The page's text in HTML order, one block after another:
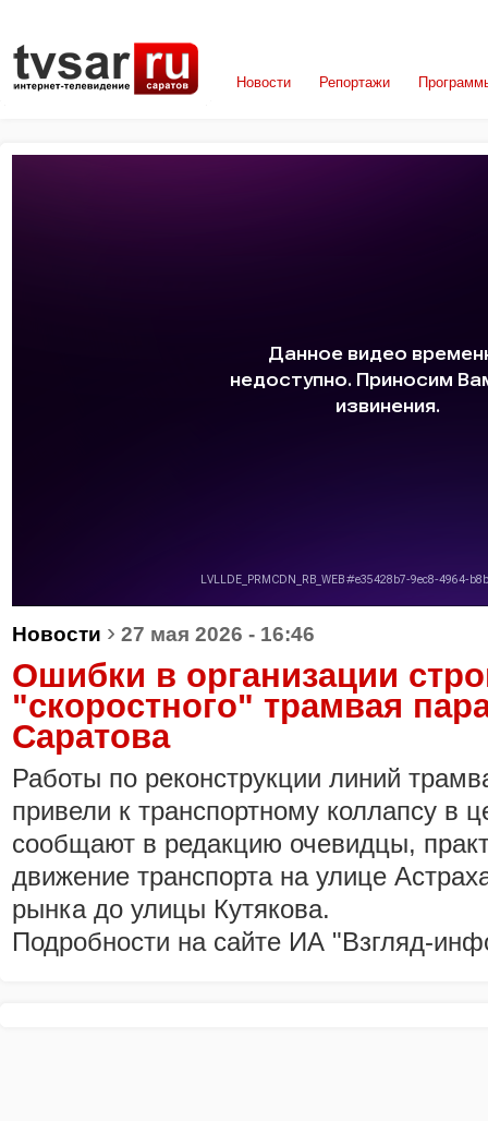
Новости Репортажи
Новости › 27 мая 2026 - 16:46
Ошибки в организации
"скоростного" трамвая
Саратова
Работы по реконструкции линий
привели к транспортному коллапсу в
сообщают в редакцию очевидцы,
движение транспорта на улице
рынка до улицы Кутякова.
Подробности на сайте ИА "Взгляд-